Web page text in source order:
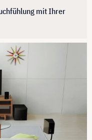
mit Ihrer